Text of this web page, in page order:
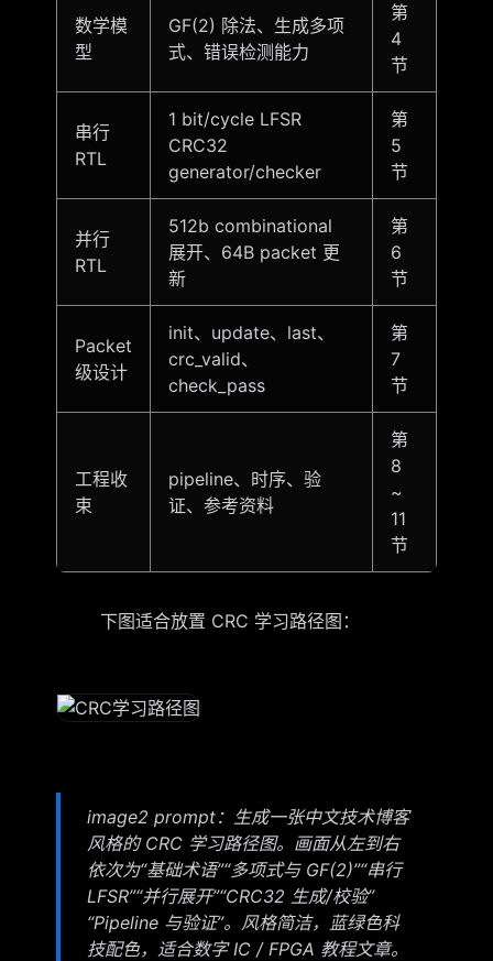
数学模
型
GF(2) 除法、生成多项
式、错误检测能力
第
4
节
串行
RTL
1 bit/cycle LFSR
CRC32
generator/checker
第
5
节
并行
RTL
512b combinational
展开、64B packet 更
新
第
6
节
Packet
级设计
init、update、last、
crc_valid、
check_pass
第
7
节
工程收
束
pipeline、时序、验
证、参考资料
第
8
~
11
节
下图适合放置 CRC 学习路径图：
image2 prompt：生成一张中文技术博客
风格的 CRC 学习路径图。画面从左到右
依次为“基础术语”“多项式与 GF(2)”“串行
LFSR”“并行展开”“CRC32 生成/校验”
“Pipeline 与验证”。风格简洁，蓝绿色科
技配色，适合数字 IC / FPGA 教程文章。